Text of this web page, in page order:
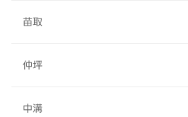
苗取
仲坪
中溝